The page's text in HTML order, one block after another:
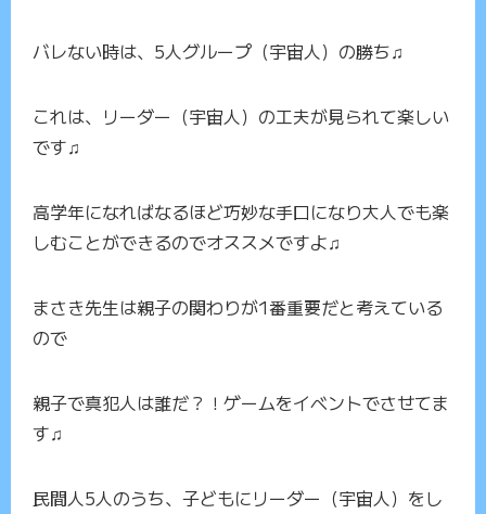
バレない時は、5人グループ（宇宙人）の勝ち♫
これは、リーダー（宇宙人）の工夫が見られて楽しい
です♫
高学年になればなるほど巧妙な手口になり大人でも楽
しむことができるのでオススメですよ♫
まさき先生は親子の関わりが1番重要だと考えている
ので
親子で真犯人は誰だ？！ゲームをイベントでさせてま
す♫
民間人5人のうち、子どもにリーダー（宇宙人）をし